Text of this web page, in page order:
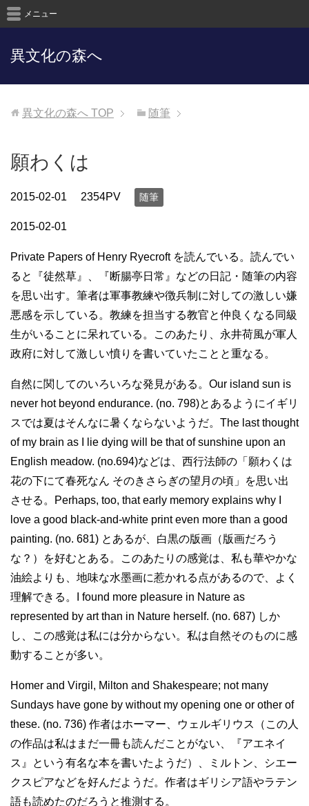
異文化の森へ
メニュー
異文化の森へ TOP 随筆
願わくは
2015-02-01 2354PV 随筆
2015-02-01
Private Papers of Henry Ryecroft を読んでいる。読んでい
ると『徒然草』、『断腸亭日常』などの日記・随筆の内容
を思い出す。筆者は軍事教練や徴兵制に対しての激しい嫌
悪感を示している。教練を担当する教官と仲良くなる同級
生がいることに呆れている。このあたり、永井荷風が軍人
政府に対して激しい憤りを書いていたことと重なる。
自然に関してのいろいろな発見がある。Our island sun is
never hot beyond endurance. (no. 798)とあるようにイギリ
スでは夏はそんなに暑くならないようだ。The last thought
of my brain as I lie dying will be that of sunshine upon an
English meadow. (no.694)などは、西行法師の「願わくは
花の下にて春死なん そのきさらぎの望月の頃」を思い出
させる。Perhaps, too, that early memory explains why I
love a good black-and-white print even more than a good
painting. (no. 681) とあるが、白黒の版画（版画だろう
な？）を好むとある。このあたりの感覚は、私も華やかな
油絵よりも、地味な水墨画に惹かれる点があるので、よく
理解できる。I found more pleasure in Nature as
represented by art than in Nature herself. (no. 687) しか
し、この感覚は私には分からない。私は自然そのものに感
動することが多い。
Homer and Virgil, Milton and Shakespeare; not many
Sundays have gone by without my opening one or other of
these. (no. 736) 作者はホーマー、ウェルギリウス（この人
の作品は私はまだ一冊も読んだことがない、『アエネイ
ス』という有名な本を書いたようだ）、ミルトン、シエー
クスピアなどを好んだようだ。作者はギリシア語やラテン
語も読めたのだろうと推測する。